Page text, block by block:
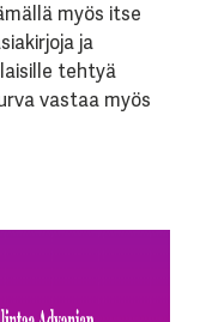
myös itse
ja
tehtyä
vastaa myös